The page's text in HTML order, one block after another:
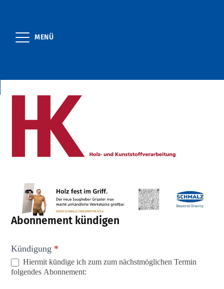
MENÜ
Abonnement kündigen
A
b
Kündigung *
Hiermit kündige ich zum zum nächstmöglichen Termin
folgendes Abonnement: